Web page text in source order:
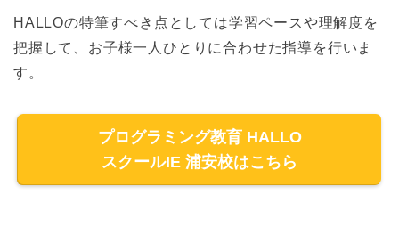
HALLOの特筆すべき点としては学習ペースや理解度を
把握して、お子様一人ひとりに合わせた指導を行いま
す。
プログラミング教育 HALLO
スクールIE 浦安校はこちら